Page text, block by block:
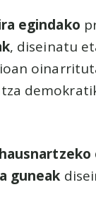
egindako
, diseinatu
guneak